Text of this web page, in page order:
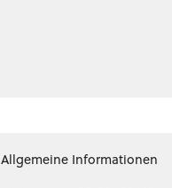
Allgemeine Informationen